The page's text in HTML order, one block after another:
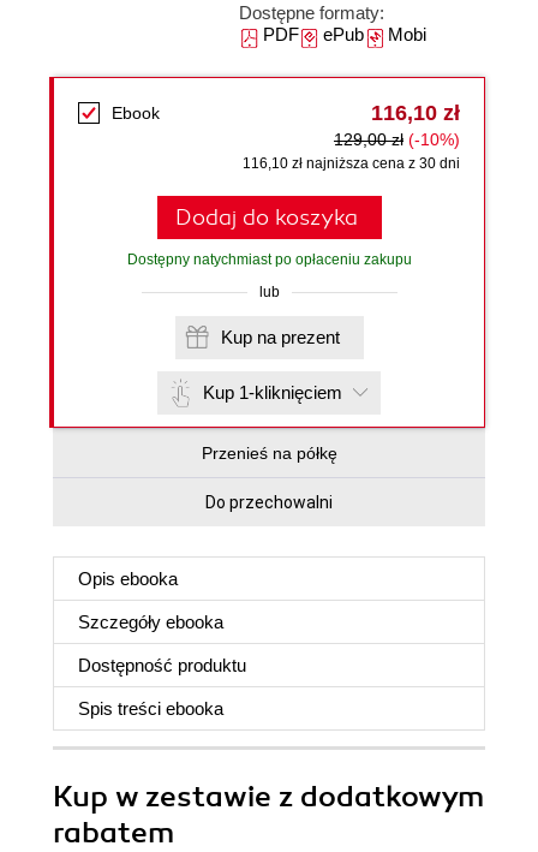
Dostępne formaty:
PDFePubMobi
Ebook 116,10 zł
129,00 zł (-10%)
116,10 zł najniższa cena z 30 dni
Dodaj do koszyka
Dostępny natychmiast po opłaceniu zakupu
lub
Kup na prezent
Kup 1-kliknięciem
Przenieś na półkę
Do przechowalni
Opis ebooka
Szczegóły ebooka
Dostępność produktu
Spis treści ebooka
Kup w zestawie z dodatkowym
rabatem